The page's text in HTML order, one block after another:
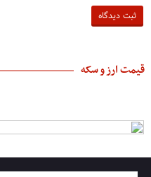
قیمت ارز و سکه